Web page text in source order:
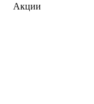
Акции